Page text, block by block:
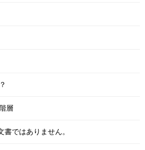
層
ではありません。